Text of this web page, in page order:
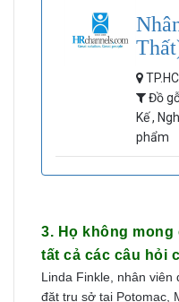
Đồ
Kế ,
phẩm
3. Họ không
tất cả các câu hỏi
Linda Finkle, nhân viên
đặt trụ sở tại Potomac,